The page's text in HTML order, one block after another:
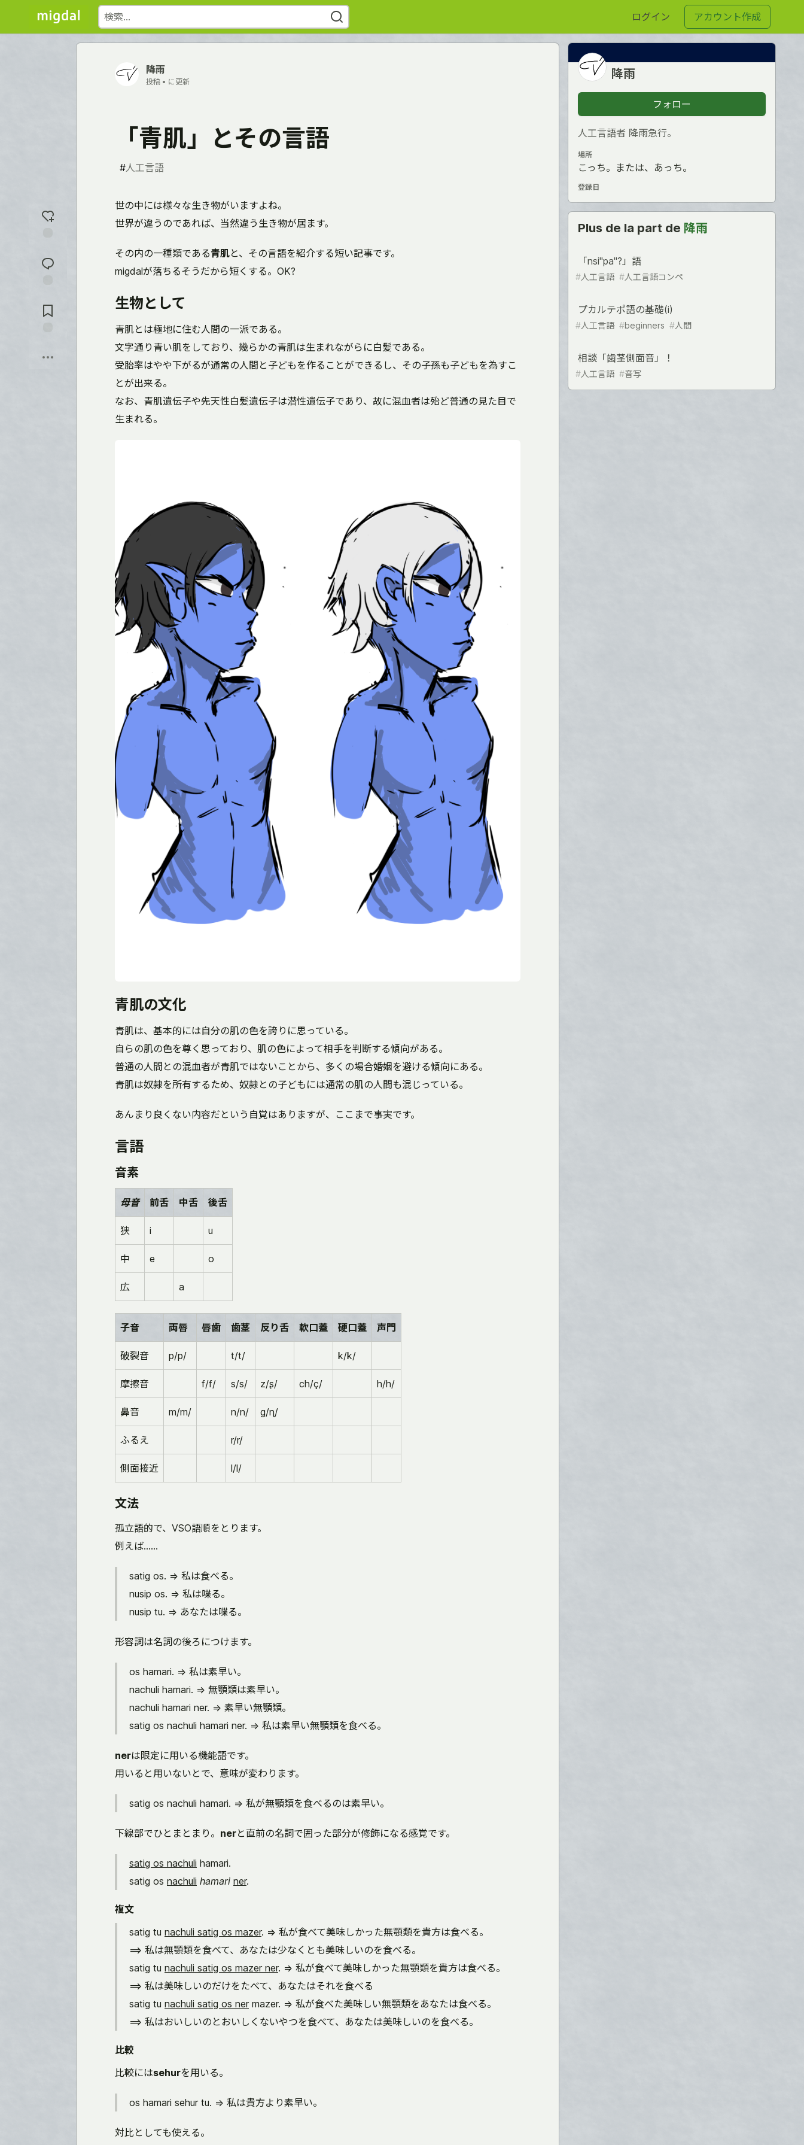
ログイン アカウント作成
応
を
メ
ン
ぶ
降雨
投稿 • に更新
「青肌」とその言語
#人工言語
世の中には様々な生き物がいますよね。
世界が違うのであれば、当然違う生き物が居ます。
その内の一種類である青肌と、その言語を紹介する短い記事です。
migdalが落ちるそうだから短くする。OK?
生物として
青肌とは極地に住む人間の一派である。
文字通り青い肌をしており、幾らかの青肌は生まれながらに白髪である。
受胎率はやや下がるが通常の人間と子どもを作ることができるし、その子孫も子どもを為すこ
とが出来る。
なお、青肌遺伝子や先天性白髪遺伝子は潜性遺伝子であり、故に混血者は殆ど普通の見た目で
生まれる。
青肌の文化
青肌は、基本的には自分の肌の色を誇りに思っている。
自らの肌の色を尊く思っており、肌の色によって相手を判断する傾向がある。
普通の人間との混血者が青肌ではないことから、多くの場合婚姻を避ける傾向にある。
青肌は奴隷を所有するため、奴隷との子どもには通常の肌の人間も混じっている。
あんまり良くない内容だという自覚はありますが、ここまで事実です。
言語
音素
母音 前舌 中舌 後舌
狭 i u
中 e o
広 a
子音 両唇 唇歯 歯茎 反り舌 軟口蓋 硬口蓋 声門
破裂音 p/p/ t/t/ k/k/
摩擦音 f/f/ s/s/ z/ʂ/ ch/ç/ h/h/
鼻音 m/m/ n/n/ g/ɳ/
ふるえ r/r/
側面接近 l/l/
文法
孤立語的で、VSO語順をとります。
例えば……
satig os. => 私は食べる。
nusip os. => 私は喋る。
nusip tu. => あなたは喋る。
形容詞は名詞の後ろにつけます。
os hamari. => 私は素早い。
nachuli hamari. => 無顎類は素早い。
nachuli hamari ner. => 素早い無顎類。
satig os nachuli hamari ner. => 私は素早い無顎類を食べる。
nerは限定に用いる機能語です。
用いると用いないとで、意味が変わります。
satig os nachuli hamari. => 私が無顎類を食べるのは素早い。
下線部でひとまとまり。 nerと直前の名詞で囲った部分が修飾になる感覚です。
satig os nachuli hamari.
satig os nachuli hamari ner.
複文
satig tu nachuli satig os mazer. => 私が食べて美味しかった無顎類を貴方は食べる。
==> 私は無顎類を食べて、あなたは少なくとも美味しいのを食べる。
satig tu nachuli satig os mazer ner. => 私が食べて美味しかった無顎類を貴方は食べる。
==> 私は美味しいのだけをたべて、あなたはそれを食べる
satig tu nachuli satig os nermazer. => 私が食べた美味しい無顎類をあなたは食べる。
==> 私はおいしいのとおいしくないやつを食べて、あなたは美味しいのを食べる。
比較
比較にはsehurを用いる。
os hamari sehur tu. => 私は貴方より素早い。
対比としても使える。
降雨
フォロー
人工言語者 降雨急行。
場所
こっち。または、あっち。
登録日
Plus de la part de 降雨
「nsi"pa"?」語
#人工言語 #人工言語コンペ
プカルテポ語の基礎(i)
#人工言語 #beginners #人間
相談「歯茎側面音」！
#人工言語 #音写